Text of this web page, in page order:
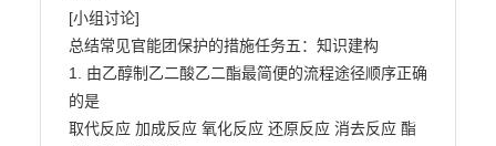
[小组讨论]
总结常见官能团保护的措施任务五：知识建构
1. 由乙醇制乙二酸乙二酯最简便的流程途径顺序正确
的是
取代反应 加成反应 氧化反应 还原反应 消去反应 酯